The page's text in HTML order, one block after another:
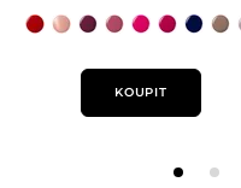
beti magenta
blue
KOUPIT